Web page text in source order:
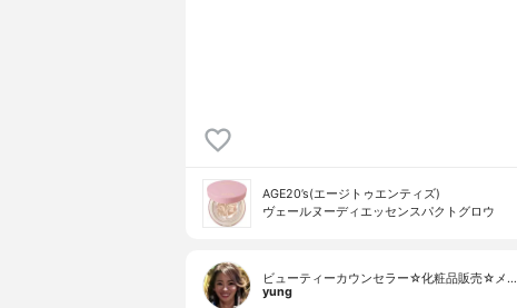
AGE20’s(エージトゥエンティズ)
ヴェールヌーディエッセンスパクトグロウ
ビューティーカウンセラー☆化粧品販売☆メ…
yung